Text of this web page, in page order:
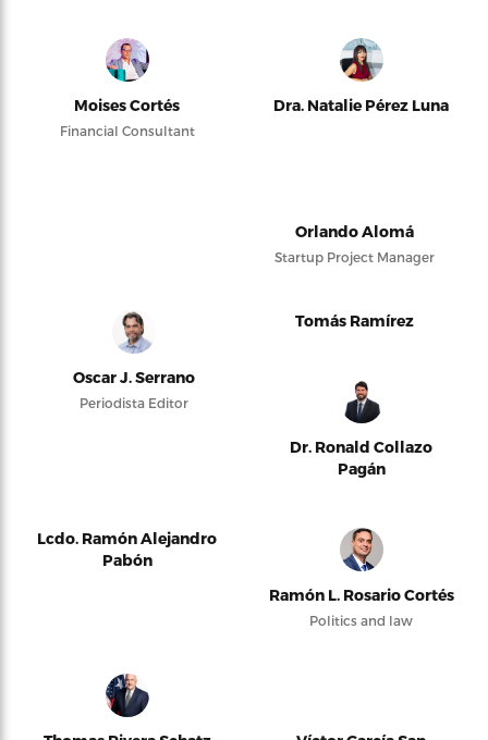
Moises Cortés
Financial Consultant
Dra. Natalie Pérez Luna
Orlando Alomá
Startup Project Manager
Oscar J. Serrano
Periodista Editor
Tomás Ramírez
Dr. Ronald Collazo
Pagán
Lcdo. Ramón Alejandro
Pabón
Ramón L. Rosario Cortés
Politics and law